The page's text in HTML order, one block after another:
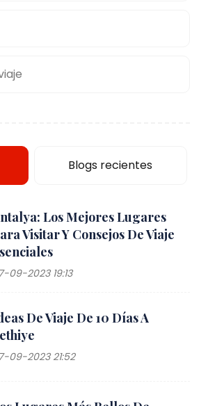
Blogs recientes
Los Mejores Lugares
Visitar Y Consejos De Viaje
09-2023 19:13
De Viaje De 10 Días A
09-2023 21:52